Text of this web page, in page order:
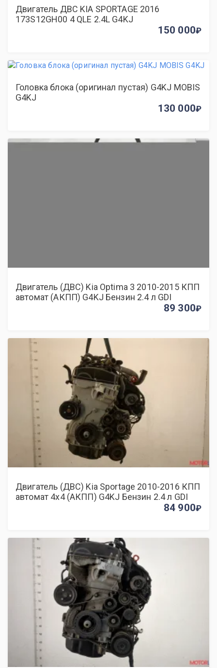
Двигатель ДВС KIA SPORTAGE 2016
173S12GH00 4 QLE 2.4L G4KJ
150 000
Головка блока (оригинал пустая) G4KJ MOBIS
G4KJ
130 000
Двигатель (ДВС) Kia Optima 3 2010-2015 КПП
автомат (АКПП) G4KJ Бензин 2.4 л GDI
89 300
Двигатель (ДВС) Kia Sportage 2010-2016 КПП
автомат 4х4 (АКПП) G4KJ Бензин 2.4 л GDI
84 900